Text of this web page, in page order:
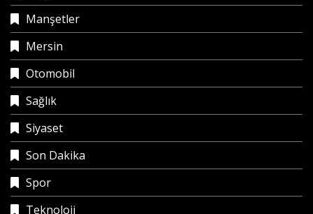
Manşetler
Mersin
Otomobil
Sağlık
Siyaset
Son Dakika
Spor
Teknoloji